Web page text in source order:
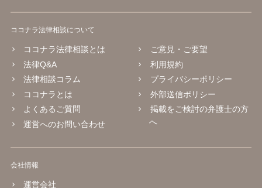
ココナラ法律相談について
ココナラ法律相談とは
法律Q&A
法律相談コラム
ココナラとは
よくあるご質問
運営へのお問い合わせ
ご意見・ご要望
利用規約
プライバシーポリシー
外部送信ポリシー
掲載をご検討の弁護士の方
へ
会社情報
運営会社